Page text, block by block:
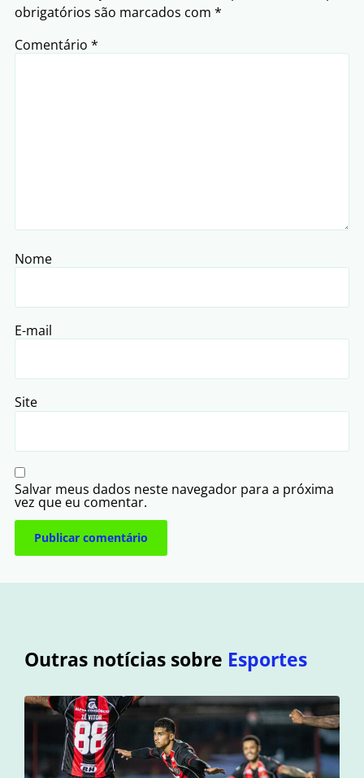
obrigatórios são marcados com *
Comentário *
Nome
E-mail
Site
Salvar meus dados neste navegador para a próxima
vez que eu comentar.
Outras notícias sobre Esportes